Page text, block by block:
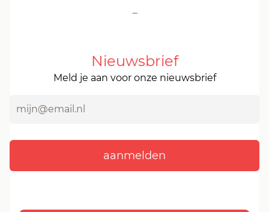
-
Nieuwsbrief
Meld je aan voor onze nieuwsbrief